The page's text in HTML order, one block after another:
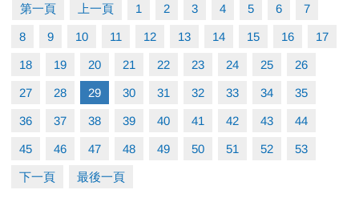
紹、基本救生）
10:00~12:00（水中防溺自救與求生、游泳基本
技能、基本救生）
第一頁 上一頁 1 2 3 4 5 6 7
8 9 10 11 12 13 14 15 16 17
18 19 20 21 22 23 24 25 26
27 28 29 30 31 32 33 34 35
36 37 38 39 40 41 42 43 44
45 46 47 48 49 50 51 52 53
下一頁 最後一頁